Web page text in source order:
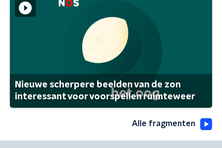
Nieuwe scherpere beelden van de zon
interessant voor voorspellen ruimteweer
Alle fragmenten